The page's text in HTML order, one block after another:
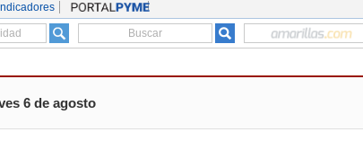
Indicadores
6 de agosto